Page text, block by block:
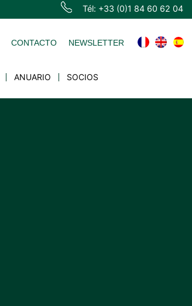
Tél: +33 (0)1 84 60 62 04
CONTACTO NEWSLETTER
ANUARIO SOCIOS